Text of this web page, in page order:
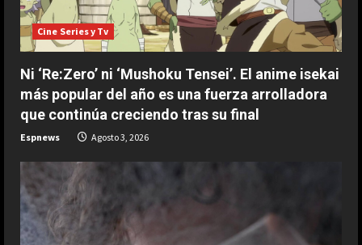
Cine Series y Tv
Ni ‘Re:Zero’ ni ‘Mushoku Tensei’. El anime isekai
más popular del año es una fuerza arrolladora
que continúa creciendo tras su final
Espnews Agosto 3, 2026
2
Un exjefe de F1 señala el origen de
los problemas de Aston Martin:
“Hay que irse cinco años atrás”
ESPAÑA